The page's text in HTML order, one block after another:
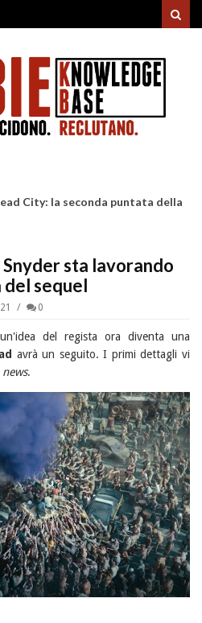
City: la seconda puntata della
sta lavorando
sequel
0
del regista ora diventa una
avrà un seguito. I primi dettagli vi
news.